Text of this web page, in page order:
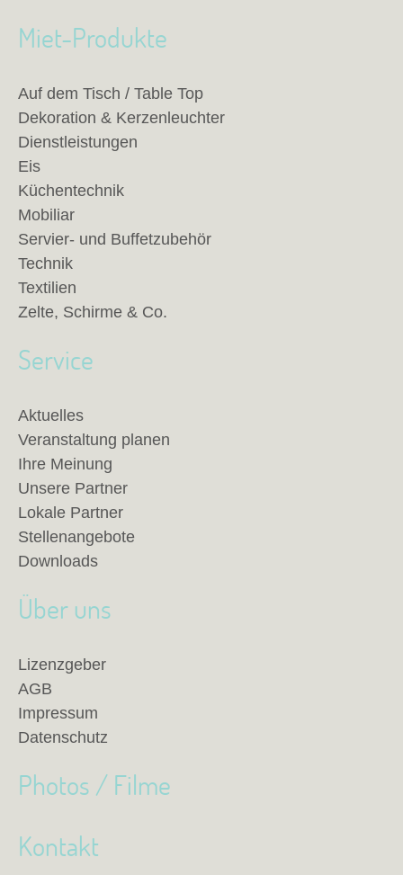
Miet-Produkte
Auf dem Tisch / Table Top
Dekoration & Kerzenleuchter
Dienstleistungen
Eis
Küchentechnik
Mobiliar
Servier- und Buffetzubehör
Technik
Textilien
Zelte, Schirme & Co.
Service
Aktuelles
Veranstaltung planen
Ihre Meinung
Unsere Partner
Lokale Partner
Stellenangebote
Downloads
Über uns
Lizenzgeber
AGB
Impressum
Datenschutz
Photos / Filme
Kontakt